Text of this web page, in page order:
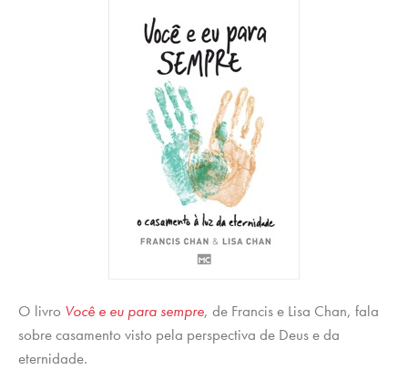
O livro Você e eu para sempre, de Francis e Lisa Chan, fala
sobre casamento visto pela perspectiva de Deus e da
eternidade.